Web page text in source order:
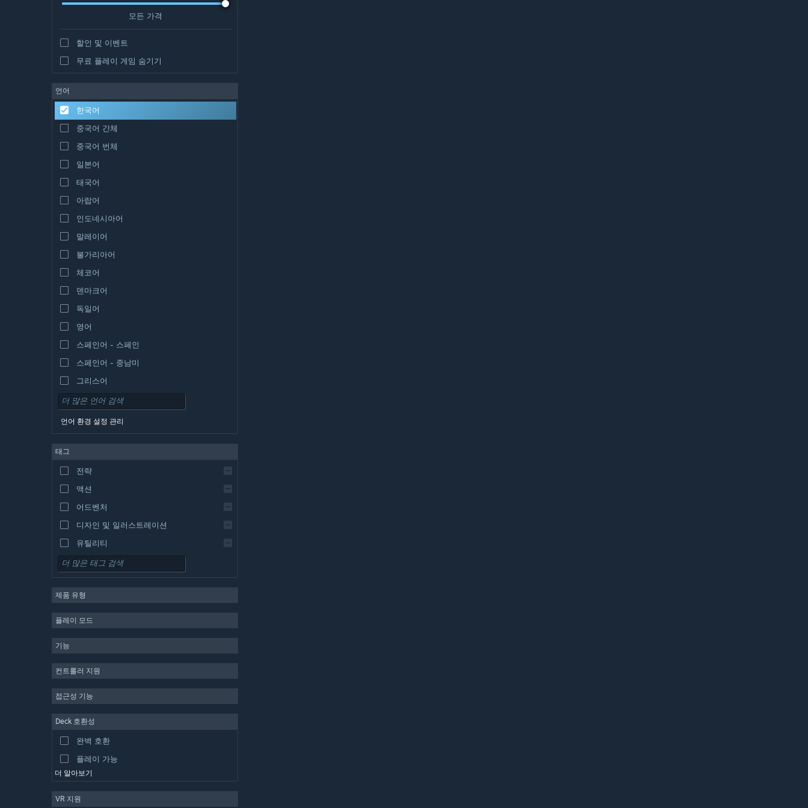
모든 가격
할인 및 이벤트
무료 플레이 게임 숨기기
언어
한국어
중국어 간체
중국어 번체
일본어
태국어
아랍어
인도네시아어
말레이어
불가리아어
체코어
덴마크어
독일어
영어
스페인어 - 스페인
스페인어 - 중남미
그리스어
언어 환경 설정 관리
태그
전략
액션
어드벤처
디자인 및 일러스트레이션
유틸리티
무료 플레이
MMO
시뮬레이션
동영상 제작
사진 편집
제품 유형
플레이 모드
기능
컨트롤러 지원
접근성 기능
Deck 호환성
완벽 호환
플레이 가능
더 알아보기
VR 지원